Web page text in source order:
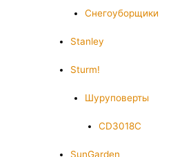
Снегоуборщики
Stanley
Sturm!
Шуруповерты
CD3018C
SunGarden